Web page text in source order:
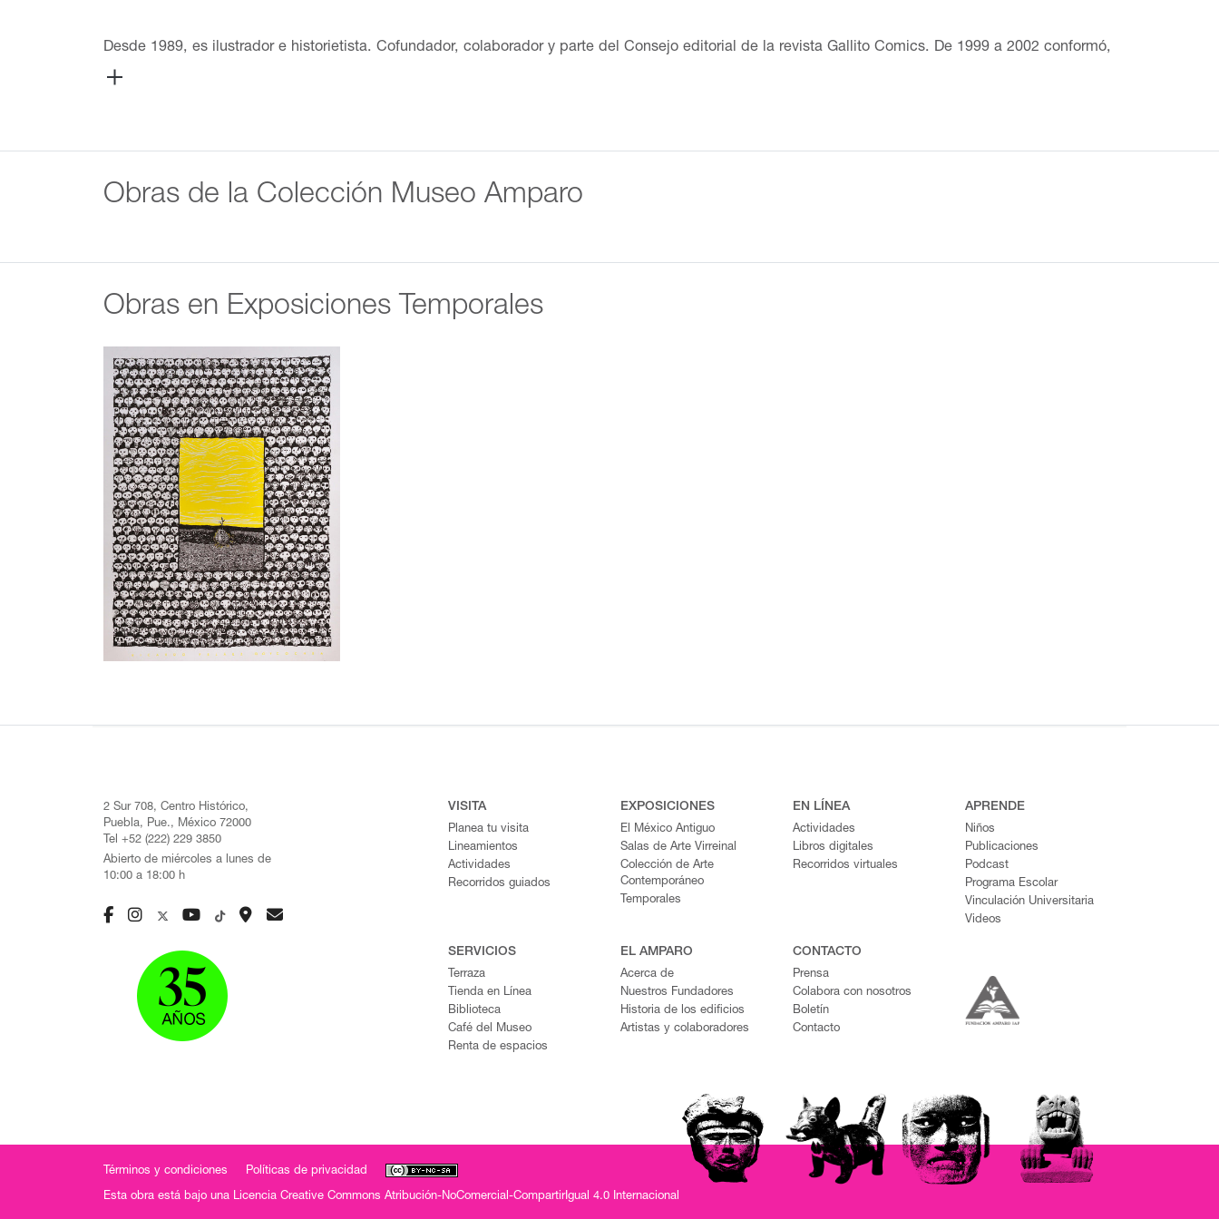
Desde 1989, es ilustrador e historietista. Cofundador, colaborador y parte del Consejo editorial de la revista Gallito Comics. De 1999 a 2002 conformó,
junto con otros dibujantes el Taller del Perro. Ha coordinado e impartido talleres de historieta e ilustración en México y el extranjero. Actualmente se
Obras de la Colección Museo Amparo
Obras en Exposiciones Temporales
2 Sur 708, Centro Histórico,
Puebla, Pue., México 72000
Tel +52 (222) 229 3850
Abierto de miércoles a lunes de
10:00 a 18:00 h
VISITA
Planea tu visita
Lineamientos
Actividades
Recorridos guiados
EXPOSICIONES
El México Antiguo
Salas de Arte Virreinal
Colección de Arte
Contemporáneo
Temporales
EN LÍNEA
Actividades
Libros digitales
Recorridos virtuales
APRENDE
Niños
Publicaciones
Podcast
Programa Escolar
Vinculación Universitaria
Videos
SERVICIOS
Terraza
Tienda en Línea
Biblioteca
Café del Museo
Renta de espacios
EL AMPARO
Acerca de
Nuestros Fundadores
Historia de los edificios
Artistas y colaboradores
CONTACTO
Prensa
Colabora con nosotros
Boletín
Contacto
Términos y condiciones Políticas de privacidad
Esta obra está bajo una Licencia Creative Commons Atribución-NoComercial-CompartirIgual 4.0 Internacional